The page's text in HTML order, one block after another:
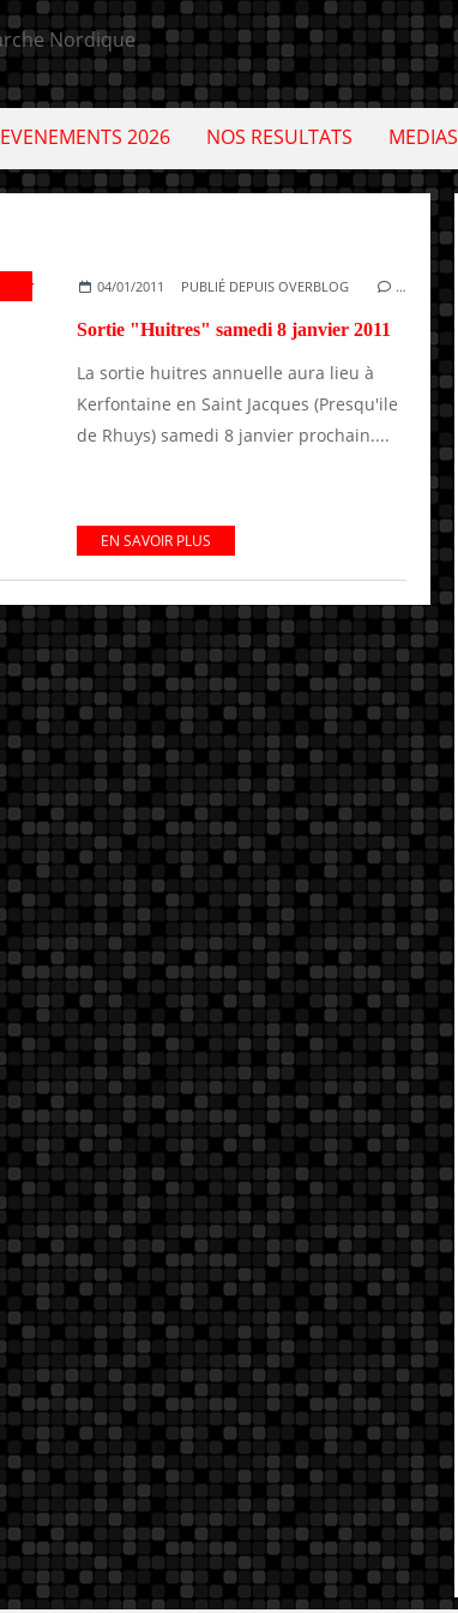
EVENEMENTS 2026 NOS RESULTATS MEDIAS
SAMEDI 04/01/2011 PUBLIÉ DEPUIS OVERBLOG …
Sortie "Huitres" samedi 8 janvier 2011
La sortie huitres annuelle aura lieu à
Kerfontaine en Saint Jacques (Presqu'ile
de Rhuys) samedi 8 janvier prochain....
EN SAVOIR PLUS